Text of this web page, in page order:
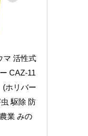
マ 活性式
CAZ-11
(ホリバー
駆除 防
業 みの